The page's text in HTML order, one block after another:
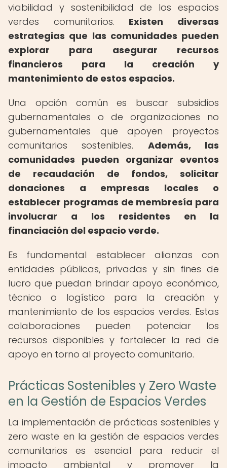
viabilidad y sostenibilidad de los espacios
verdes comunitarios. Existen diversas
estrategias que las comunidades pueden
explorar para asegurar recursos
financieros para la creación y
mantenimiento de estos espacios.
Una opción común es buscar subsidios
gubernamentales o de organizaciones no
gubernamentales que apoyen proyectos
comunitarios sostenibles. Además, las
comunidades pueden organizar eventos
de recaudación de fondos, solicitar
donaciones a empresas locales o
establecer programas de membresía para
involucrar a los residentes en la
financiación del espacio verde.
Es fundamental establecer alianzas con
entidades públicas, privadas y sin fines de
lucro que puedan brindar apoyo económico,
técnico o logístico para la creación y
mantenimiento de los espacios verdes. Estas
colaboraciones pueden potenciar los
recursos disponibles y fortalecer la red de
apoyo en torno al proyecto comunitario.
Prácticas Sostenibles y Zero Waste
en la Gestión de Espacios Verdes
La implementación de prácticas sostenibles y
zero waste en la gestión de espacios verdes
comunitarios es esencial para reducir el
impacto ambiental y promover la